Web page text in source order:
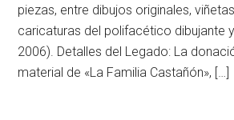
piezas, entre dibujos originales,
caricaturas del polifacético dibujante
2006). Detalles del Legado: La
material de «La Familia Castañón», […]